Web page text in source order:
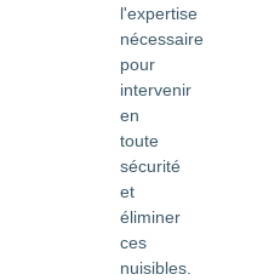
l'expertise
nécessaire
pour
intervenir
en
toute
sécurité
et
éliminer
ces
nuisibles.